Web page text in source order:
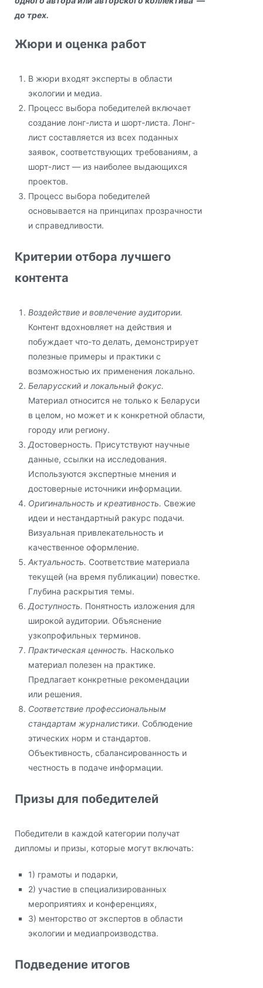
до трех.
Жюри и оценка работ
В жюри входят эксперты в области
экологии и медиа.
Процесс выбора победителей включает
создание лонг-листа и шорт-листа. Лонг-
лист составляется из всех поданных
заявок, соответствующих требованиям, а
шорт-лист — из наиболее выдающихся
проектов.
Процесс выбора победителей
основывается на принципах прозрачности
и справедливости.
Критерии отбора лучшего
контента
Воздействие и вовлечение аудитории.
Контент вдохновляет на действия и
побуждает что-то делать, демонстрирует
полезные примеры и практики с
возможностью их применения локально.
Беларусский и локальный фокус.
Материал относится не только к Беларуси
в целом, но может и к конкретной области,
городу или региону.
Достоверность. Присутствуют научные
данные, ссылки на исследования.
Используются экспертные мнения и
достоверные источники информации.
Оригинальность и креативность. Свежие
идеи и нестандартный ракурс подачи.
Визуальная привлекательность и
качественное оформление.
Актуальность. Соответствие материала
текущей (на время публикации) повестке.
Глубина раскрытия темы.
Доступность. Понятность изложения для
широкой аудитории. Объяснение
узкопрофильных терминов.
Практическая ценность. Насколько
материал полезен на практике.
Предлагает конкретные рекомендации
или решения.
Соответствие профессиональным
стандартам журналистики. Соблюдение
этических норм и стандартов.
Объективность, сбалансированность и
честность в подаче информации.
Призы для победителей
Победители в каждой категории получат
дипломы и призы, которые могут включать:
1) грамоты и подарки,
2) участие в специализированных
мероприятиях и конференциях,
3) менторство от экспертов в области
экологии и медиапроизводства.
Подведение итогов